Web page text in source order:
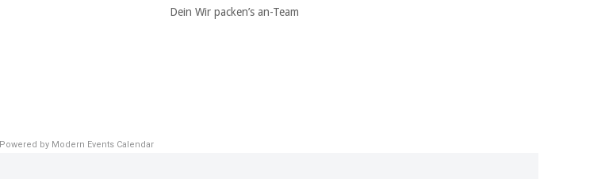
Dein Wir packen’s an-Team
Powered by Modern Events Calendar